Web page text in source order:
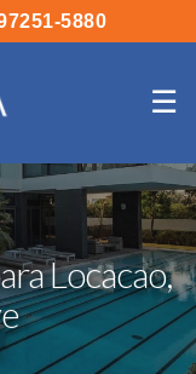
5880
☰
Locacao,